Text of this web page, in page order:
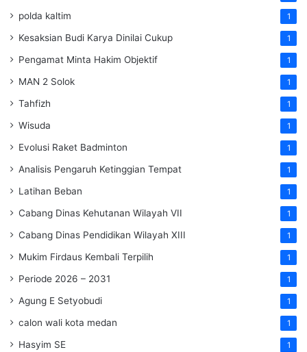
polda kaltim 1
Kesaksian Budi Karya Dinilai Cukup 1
Pengamat Minta Hakim Objektif 1
MAN 2 Solok 1
Tahfizh 1
Wisuda 1
Evolusi Raket Badminton 1
Analisis Pengaruh Ketinggian Tempat 1
Latihan Beban 1
Cabang Dinas Kehutanan Wilayah VII 1
Cabang Dinas Pendidikan Wilayah XIII 1
Mukim Firdaus Kembali Terpilih 1
Periode 2026 – 2031 1
Agung E Setyobudi 1
calon wali kota medan 1
Hasyim SE 1